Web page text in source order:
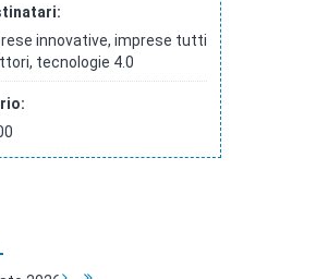
innovative, imprese tutti
tecnologie 4.0